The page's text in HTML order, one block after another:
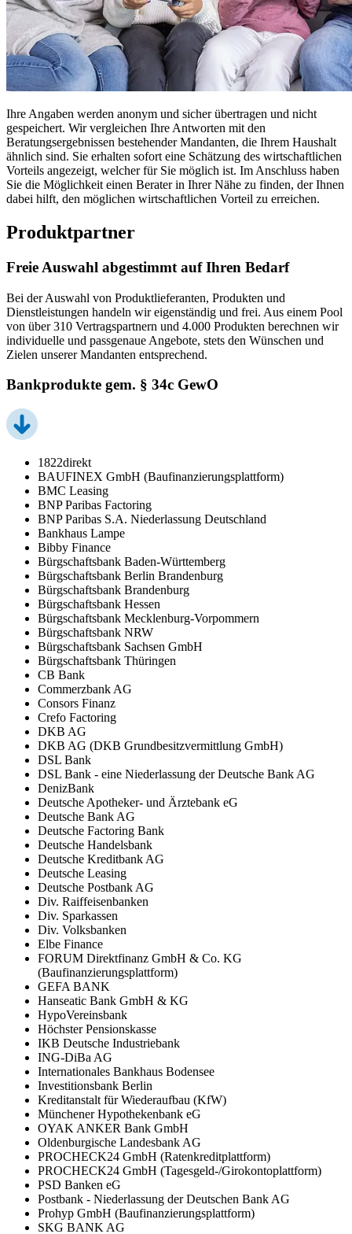
Ihre Angaben werden anonym und sicher übertragen und nicht
gespeichert. Wir vergleichen Ihre Antworten mit den
Beratungsergebnissen bestehender Mandanten, die Ihrem Haushalt
ähnlich sind. Sie erhalten sofort eine Schätzung des wirtschaftlichen
Vorteils angezeigt, welcher für Sie möglich ist. Im Anschluss haben
Sie die Möglichkeit einen Berater in Ihrer Nähe zu finden, der Ihnen
dabei hilft, den möglichen wirtschaftlichen Vorteil zu erreichen.
Produktpartner
Freie Auswahl abgestimmt auf Ihren Bedarf
Bei der Auswahl von Produktlieferanten, Produkten und
Dienstleistungen handeln wir eigenständig und frei. Aus einem Pool
von über 310 Vertragspartnern und 4.000 Produkten berechnen wir
individuelle und passgenaue Angebote, stets den Wünschen und
Zielen unserer Mandanten entsprechend.
Bankprodukte gem. § 34c GewO
1822direkt
BAUFINEX GmbH (Baufinanzierungsplattform)
BMC Leasing
BNP Paribas Factoring
BNP Paribas S.A. Niederlassung Deutschland
Bankhaus Lampe
Bibby Finance
Bürgschaftsbank Baden-Württemberg
Bürgschaftsbank Berlin Brandenburg
Bürgschaftsbank Brandenburg
Bürgschaftsbank Hessen
Bürgschaftsbank Mecklenburg-Vorpommern
Bürgschaftsbank NRW
Bürgschaftsbank Sachsen GmbH
Bürgschaftsbank Thüringen
CB Bank
Commerzbank AG
Consors Finanz
Crefo Factoring
DKB AG
DKB AG (DKB Grundbesitzvermittlung GmbH)
DSL Bank
DSL Bank - eine Niederlassung der Deutsche Bank AG
DenizBank
Deutsche Apotheker- und Ärztebank eG
Deutsche Bank AG
Deutsche Factoring Bank
Deutsche Handelsbank
Deutsche Kreditbank AG
Deutsche Leasing
Deutsche Postbank AG
Div. Raiffeisenbanken
Div. Sparkassen
Div. Volksbanken
Elbe Finance
FORUM Direktfinanz GmbH & Co. KG
(Baufinanzierungsplattform)
GEFA BANK
Hanseatic Bank GmbH & KG
HypoVereinsbank
Höchster Pensionskasse
IKB Deutsche Industriebank
ING-DiBa AG
Internationales Bankhaus Bodensee
Investitionsbank Berlin
Kreditanstalt für Wiederaufbau (KfW)
Münchener Hypothekenbank eG
OYAK ANKER Bank GmbH
Oldenburgische Landesbank AG
PROCHECK24 GmbH (Ratenkreditplattform)
PROCHECK24 GmbH (Tagesgeld-/Girokontoplattform)
PSD Banken eG
Postbank - Niederlassung der Deutschen Bank AG
Prohyp GmbH (Baufinanzierungsplattform)
SKG BANK AG